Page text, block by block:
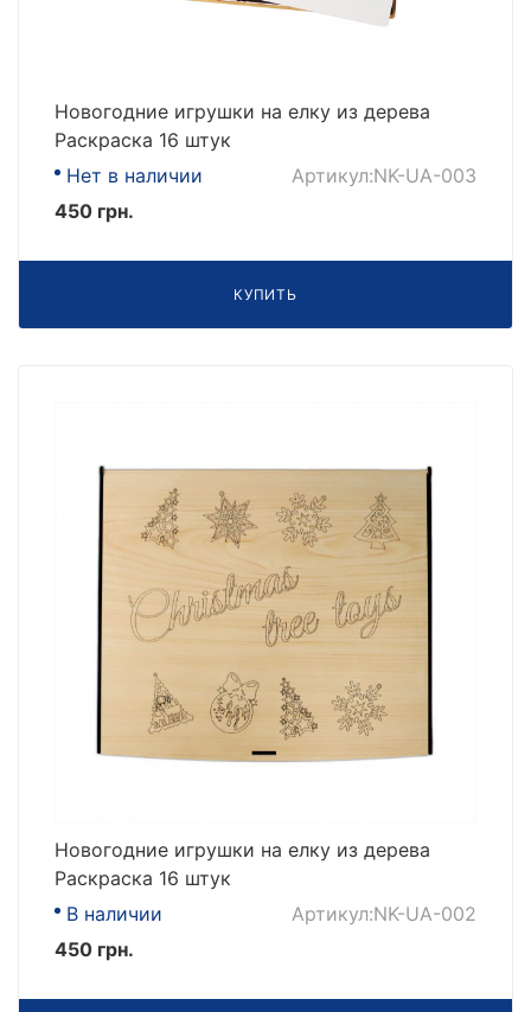
Новогодние игрушки на елку из дерева
Раскраска 16 штук
Нет в наличии
Артикул:NK-UA-003
450 грн.
КУПИТЬ
Новогодние игрушки на елку из дерева
Раскраска 16 штук
В наличии
Артикул:NK-UA-002
450 грн.